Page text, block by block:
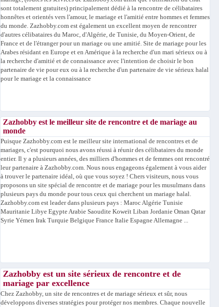
sont totalement gratuites) principalement dédié à la rencontre de célibataires
honnêtes et orientés vers l'amour, le mariage et l'amitié entre hommes et femmes
du monde. Zazhobby.com est également un excellent moyen de rencontrer
d'autres célibataires du Maroc, d'Algérie, de Tunisie, du Moyen-Orient, de
France et de l'étranger pour un mariage ou une amitié. Site de mariage pour les
Arabes résidant en Europe et en Amérique à la recherche d'un mari sérieux ou à
la recherche d'amitié et de connaissance avec l'intention de choisir le bon
partenaire de vie pour eux ou à la recherche d'un partenaire de vie sérieux halal
pour le mariage et la connaissance
Zazhobby est le meilleur site de rencontre et de mariage au
monde
Puisque Zazhobby.com est le meilleur site international de rencontres et de
mariages, c'est pourquoi nous avons réussi à réunir des célibataires du monde
entier. Il y a plusieurs années, des milliers d'hommes et de femmes ont rencontré
leur partenaire à Zazhobby.com. Nous nous engageons également à vous aider
à trouver le partenaire idéal, où que vous soyez ! Chers visiteurs, nous vous
proposons un site spécial de rencontre et de mariage pour les musulmans dans
plusieurs pays du monde pour tous ceux qui cherchent un mariage halal.
Zazhobby.com est leader dans plusieurs pays : Maroc Algérie Tunisie
Mauritanie Libye Egypte Arabie Saoudite Koweït Liban Jordanie Oman Qatar
Syrie Yémen Irak Turquie Belgique France Italie Espagne Allemagne ...
Zazhobby est un site sérieux de rencontre et de
mariage par excellence
Chez Zazhobby, un site de rencontres et de mariage sérieux et sûr, nous
développons diverses stratégies pour protéger nos membres. Chaque nouvelle